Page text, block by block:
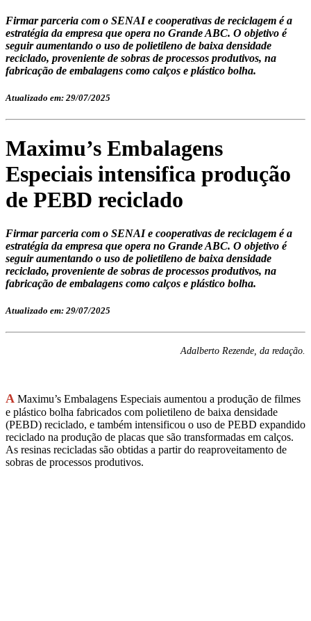
Firmar parceria com o SENAI e cooperativas de reciclagem é a
estratégia da empresa que opera no Grande ABC. O objetivo é
seguir aumentando o uso de polietileno de baixa densidade
reciclado, proveniente de sobras de processos produtivos, na
fabricação de embalagens como calços e plástico bolha.
Atualizado em: 29/07/2025
Maximu’s Embalagens
Especiais intensifica produção
de PEBD reciclado
Firmar parceria com o SENAI e cooperativas de reciclagem é a
estratégia da empresa que opera no Grande ABC. O objetivo é
seguir aumentando o uso de polietileno de baixa densidade
reciclado, proveniente de sobras de processos produtivos, na
fabricação de embalagens como calços e plástico bolha.
Atualizado em: 29/07/2025
Adalberto Rezende, da redação.
A Maximu’s Embalagens Especiais aumentou a produção de filmes
e plástico bolha fabricados com polietileno de baixa densidade
(PEBD) reciclado, e também intensificou o uso de PEBD expandido
reciclado na produção de placas que são transformadas em calços.
As resinas recicladas são obtidas a partir do reaproveitamento de
sobras de processos produtivos.